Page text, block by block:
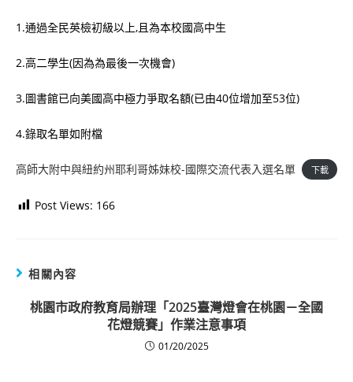
1.通過全民英檢初級以上,且為本校國高中生
2.高二學生(因為為最後一次機會)
3.圖書館已向美國高中極力爭取名額(已由40位增加至53位)
4.錄取名單如附檔
高師大附中與紐約州耶利哥姊妹校-國際交流代表入選名單 下載
Post Views: 166
相關內容
桃園市政府教育局辦理「2025臺灣燈會在桃園－全國
花燈競賽」作業注意事項
01/20/2025